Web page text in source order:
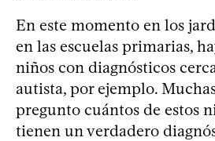
En este momento en los
en las escuelas primarias,
niños con diagnósticos
autista, por ejemplo.
pregunto cuántos de estos
tienen un verdadero